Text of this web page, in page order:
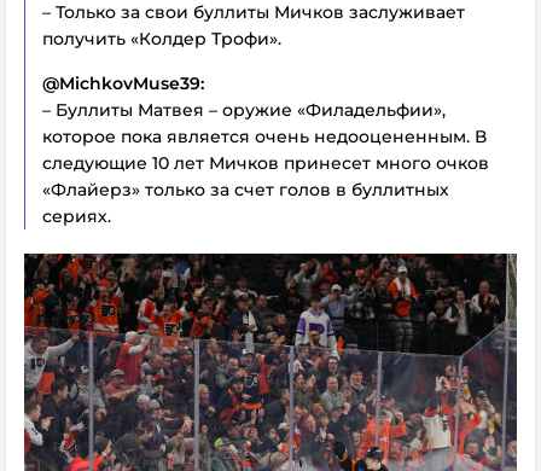
– Только за свои буллиты Мичков заслуживает
получить «Колдер Трофи».
@MichkovMuse39:
– Буллиты Матвея – оружие «Филадельфии»,
которое пока является очень недооцененным. В
следующие 10 лет Мичков принесет много очков
«Флайерз» только за счет голов в буллитных
сериях.